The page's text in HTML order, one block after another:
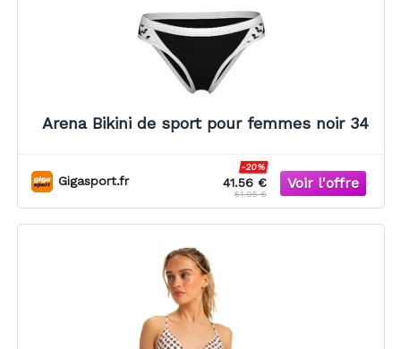
Arena Bikini de sport pour femmes noir 34
Gigasport.fr 41.56 €
-20%
51.95 €